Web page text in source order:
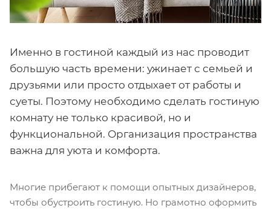
Именно в гостиной каждый из нас проводит
большую часть времени: ужинает с семьей и
друзьями или просто отдыхает от работы и
суеты. Поэтому необходимо сделать гостиную
комнату не только красивой, но и
функциональной. Организация пространства
важна для уюта и комфорта.
Многие прибегают к помощи опытных дизайнеров,
чтобы обустроить гостиную. Но грамотно оформить